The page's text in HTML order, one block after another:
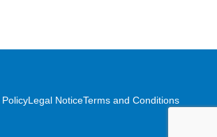
PolicyLegal NoticeTerms and Conditions